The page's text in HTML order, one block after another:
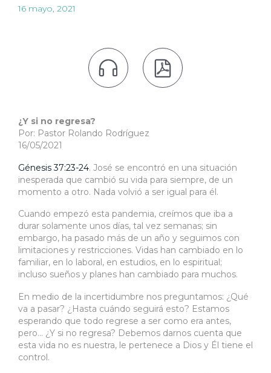
16 mayo, 2021
 
¿Y si no regresa?
Por: Pastor Rolando Rodríguez
16/05/2021
Génesis 37:23-24. José se encontró en una situación
inesperada que cambió su vida para siempre, de un
momento a otro. Nada volvió a ser igual para él.
Cuando empezó esta pandemia, creímos que iba a
durar solamente unos días, tal vez semanas; sin
embargo, ha pasado más de un año y seguimos con
limitaciones y restricciones. Vidas han cambiado en lo
familiar, en lo laboral, en estudios, en lo espiritual;
incluso sueños y planes han cambiado para muchos.
En medio de la incertidumbre nos preguntamos: ¿Qué
va a pasar? ¿Hasta cuándo seguirá esto? Estamos
esperando que todo regrese a ser como era antes,
pero… ¿Y si no regresa? Debemos darnos cuenta que
esta vida no es nuestra, le pertenece a Dios y Él tiene el
control.